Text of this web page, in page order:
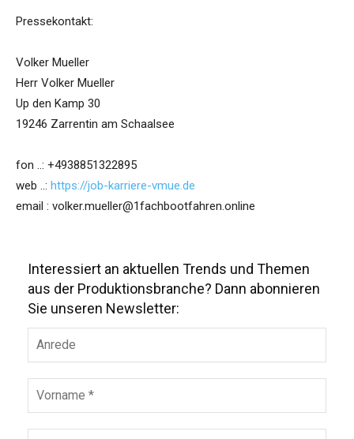
Pressekontakt:
Volker Mueller
Herr Volker Mueller
Up den Kamp 30
19246 Zarrentin am Schaalsee
fon ..: +4938851322895
web ..: https://job-karriere-vmue.de
email : volker.mueller@1fachbootfahren.online
Interessiert an aktuellen Trends und Themen
aus der Produktionsbranche? Dann abonnieren
Sie unseren Newsletter: